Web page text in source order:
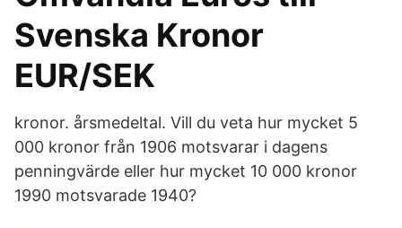
Svenska Kronor
EUR/SEK
kronor. årsmedeltal. Vill du veta hur mycket 5
000 kronor från 1906 motsvarar i dagens
penningvärde eller hur mycket 10 000 kronor
1990 motsvarade 1940?